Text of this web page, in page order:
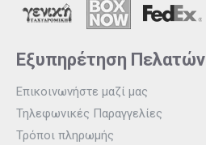
Εξυπηρέτηση Πελατών
Επικοινωνήστε μαζί μας
Τηλεφωνικές Παραγγελίες
Τρόποι πληρωμής